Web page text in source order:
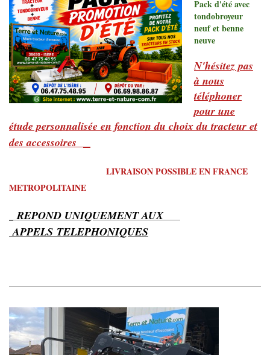
Pack d'été avec
tondobroyeur
neuf et benne
neuve
N'hésitez pas
à nous
téléphoner
pour une
étude personnalisée en fonction du choix du tracteur et
des accessoires
LIVRAISON POSSIBLE EN FRANCE
METROPOLITAINE
REPOND UNIQUEMENT AUX
APPELS TELEPHONIQUES